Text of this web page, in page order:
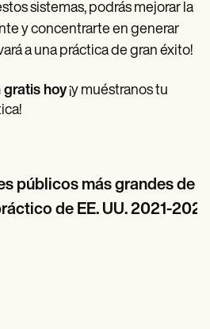
sistemas, podrás mejorar la
y concentrarte en generar
a una práctica de gran éxito!
hoy¡y muéstranos tu
públicos más grandes de
de EE. UU. 2021-